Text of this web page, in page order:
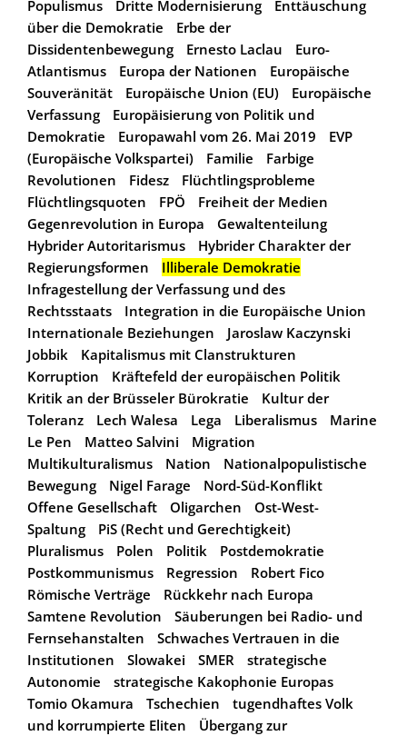
Populismus Dritte Modernisierung
Enttäuschung
über die Demokratie
Erbe der
Dissidentenbewegung
Ernesto Laclau
Euro-
Atlantismus
Europa der Nationen
Europäische
Souveränität
Europäische Union (EU)
Europäische
Verfassung
Europäisierung von Politik und
Demokratie
Europawahl vom 26. Mai 2019
EVP
(Europäische Volkspartei)
Familie
Farbige
Revolutionen
Fidesz
Flüchtlingsprobleme
Flüchtlingsquoten
FPÖ
Freiheit der Medien
Gegenrevolution in Europa
Gewaltenteilung
Hybrider Autoritarismus
Hybrider Charakter der
Regierungsformen
Illiberale Demokratie
Infragestellung der Verfassung und des
Rechtsstaats
Integration in die Europäische Union
Internationale Beziehungen
Jaroslaw Kaczynski
Jobbik
Kapitalismus mit Clanstrukturen
Korruption
Kräftefeld der europäischen Politik
Kritik an der Brüsseler Bürokratie
Kultur der
Toleranz
Lech Walesa Lega Liberalismus
Marine
Le Pen
Matteo Salvini
Migration
Multikulturalismus
Nation
Nationalpopulistische
Bewegung
Nigel Farage
Nord-Süd-Konflikt
Offene Gesellschaft
Oligarchen
Ost-West-
Spaltung
PiS (Recht und Gerechtigkeit)
Pluralismus
Polen Politik
Postdemokratie
Postkommunismus
Regression
Robert Fico
Römische Verträge
Rückkehr nach Europa
Samtene Revolution
Säuberungen bei Radio- und
Fernsehanstalten
Schwaches Vertrauen in die
Institutionen
Slowakei SMER
strategische
Autonomie
strategische Kakophonie Europas
Tomio Okamura
Tschechien
tugendhaftes Volk
und korrumpierte Eliten
Übergang zur